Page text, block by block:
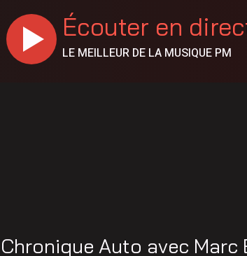
Écouter en
LE MEILLEUR DE LA MUSIQUE PM
Chronique Auto avec